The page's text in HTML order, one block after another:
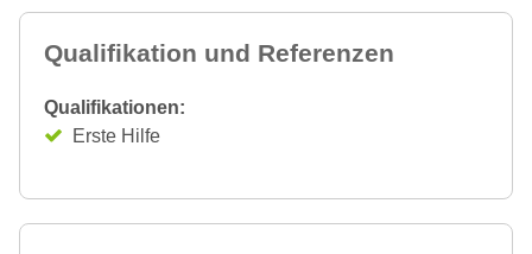
Qualifikation und Referenzen
Qualifikationen:
Erste Hilfe